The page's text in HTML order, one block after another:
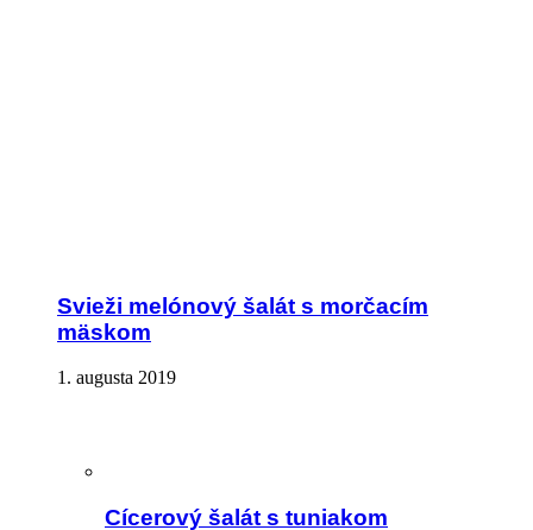
Svieži melónový šalát s morčacím
mäskom
1. augusta 2019
Cícerový šalát s tuniakom